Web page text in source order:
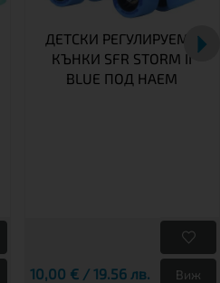
ДЕТСКИ РЕГУЛИРУЕМИ
КЪНКИ SFR STORM II
BLUE ПОД НАЕМ
10,00 € / 19.56 лв. Виж